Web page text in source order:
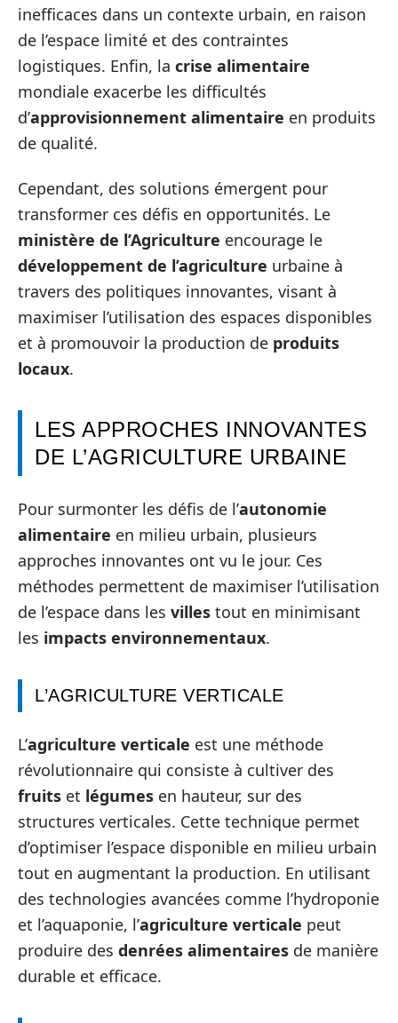
inefficaces dans un contexte urbain, en raison
de l’espace limité et des contraintes
logistiques. Enfin, la crise alimentaire
mondiale exacerbe les difficultés
d’approvisionnement alimentaire en produits
de qualité.
Cependant, des solutions émergent pour
transformer ces défis en opportunités. Le
ministère de l’Agriculture encourage le
développement de l’agriculture urbaine à
travers des politiques innovantes, visant à
maximiser l’utilisation des espaces disponibles
et à promouvoir la production de produits
locaux.
LES APPROCHES INNOVANTES
DE L’AGRICULTURE URBAINE
Pour surmonter les défis de l’autonomie
alimentaire en milieu urbain, plusieurs
approches innovantes ont vu le jour. Ces
méthodes permettent de maximiser l’utilisation
de l’espace dans les villes tout en minimisant
les impacts environnementaux.
L’AGRICULTURE VERTICALE
L’agriculture verticale est une méthode
révolutionnaire qui consiste à cultiver des
fruits et légumes en hauteur, sur des
structures verticales. Cette technique permet
d’optimiser l’espace disponible en milieu urbain
tout en augmentant la production. En utilisant
des technologies avancées comme l’hydroponie
et l’aquaponie, l’agriculture verticale peut
produire des denrées alimentaires de manière
durable et efficace.